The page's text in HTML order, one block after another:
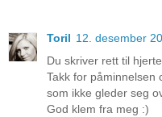
Toril 12. desember
Du skriver rett til
Takk for påminnelsen
som ikke gleder seg
God klem fra meg :)